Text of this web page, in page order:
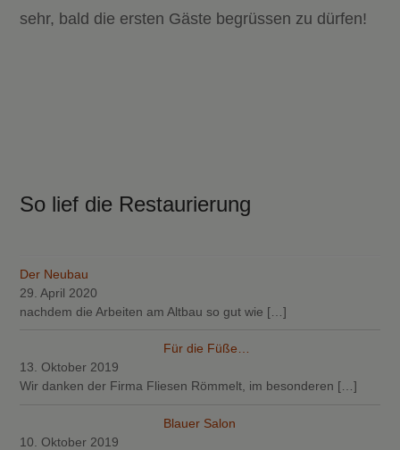
sehr, bald die ersten Gäste begrüssen zu dürfen!
So lief die Restaurierung
Der Neubau
29. April 2020
nachdem die Arbeiten am Altbau so gut wie […]
Für die Füße…
13. Oktober 2019
Wir danken der Firma Fliesen Römmelt, im besonderen […]
Blauer Salon
10. Oktober 2019